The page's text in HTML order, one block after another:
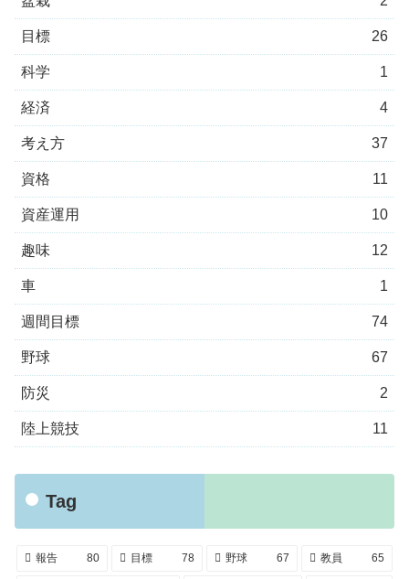
目標 26
科学 1
経済 4
考え方 37
資格 11
資産運用 10
趣味 12
車 1
週間目標 74
野球 67
防災 2
陸上競技 11
Tag
報告 80 目標 78 野球 67 教員 65